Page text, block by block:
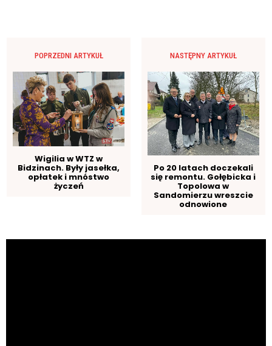
POPRZEDNI ARTYKUŁ
Wigilia w WTZ w
Bidzinach. Były jasełka,
opłatek i mnóstwo
życzeń
NASTĘPNY ARTYKUŁ
Po 20 latach doczekali
się remontu. Gołębicka i
Topolowa w
Sandomierzu wreszcie
odnowione